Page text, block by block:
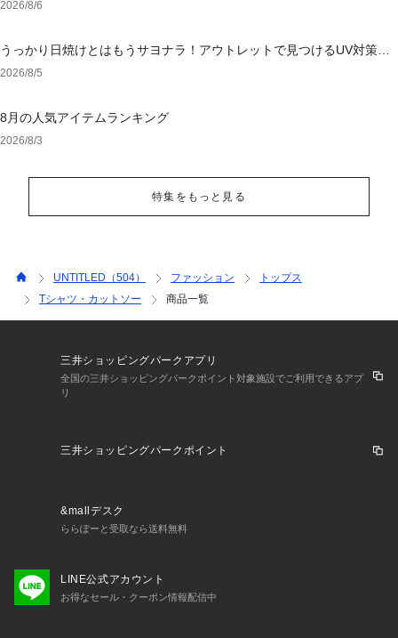
2026/8/6
うっかり日焼けとはもうサヨナラ！アウトレットで見つけるUV対策ウ
ェア
2026/8/5
8月の人気アイテムランキング
2026/8/3
特集をもっと見る
UNTITLED（504） ファッション
トップス
Tシャツ・カットソー
商品一覧
三井ショッピングパークアプリ
全国の三井ショッピングパークポイント対象施設でご利用できるアプ
リ
三井ショッピングパークポイント
&mallデスク
ららぽーと受取なら送料無料
LINE公式アカウント
お得なセール・クーポン情報配信中